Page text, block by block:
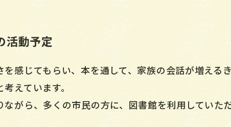
活動予定
感じてもらい、本を通して、家族の会話が増える
考えています。
がら、多くの市民の方に、図書館を利用していた